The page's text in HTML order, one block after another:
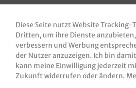
Diese Seite nutzt Website Tracking-
Dritten, um ihre Dienste
verbessern und Werbung
der Nutzer anzuzeigen. Ich bin
kann meine Einwilligung jederzeit
Zukunft widerrufen oder ändern.